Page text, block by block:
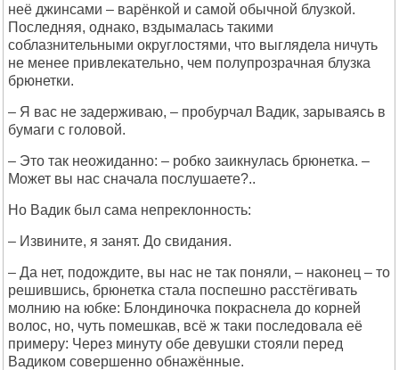
неё джинсами – варёнкой и самой обычной блузкой.
Последняя, однако, вздымалась такими
соблазнительными округлостями, что выглядела ничуть
не менее привлекательно, чем полупрозрачная блузка
брюнетки.
– Я вас не задерживаю, – пробурчал Вадик, зарываясь в
бумаги с головой.
– Это так неожиданно: – робко заикнулась брюнетка. –
Может вы нас сначала послушаете?..
Но Вадик был сама непреклонность:
– Извините, я занят. До свидания.
– Да нет, подождите, вы нас не так поняли, – наконец – то
решившись, брюнетка стала поспешно расстёгивать
молнию на юбке: Блондиночка покраснела до корней
волос, но, чуть помешкав, всё ж таки последовала её
примеру: Через минуту обе девушки стояли перед
Вадиком совершенно обнажённые.